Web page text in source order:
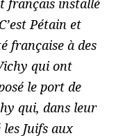
français installé
Pétain et
française à des
qui ont
le port de
qui, dans leur
Juifs aux